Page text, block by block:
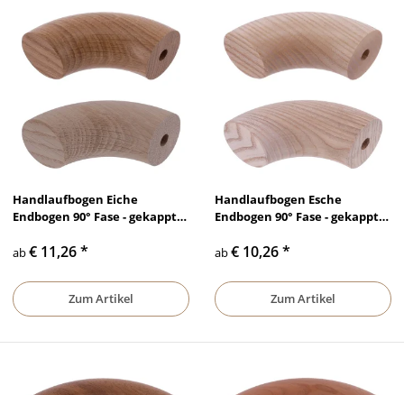
Handlaufbogen Eiche
Endbogen 90° Fase - gekappt
unbehandelt, Ø 35 mm - Ø 50
ab€ 11,26*
Zum Artikel
Handlaufbogen Esche
Endbogen 90° Fase - gekappt
unbehandelt, Ø 35 mm - Ø 50
ab€ 10,26*
Zum Artikel